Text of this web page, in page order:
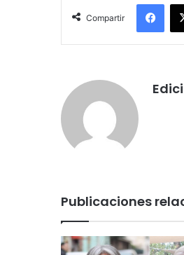
Compartir
Publicaciones